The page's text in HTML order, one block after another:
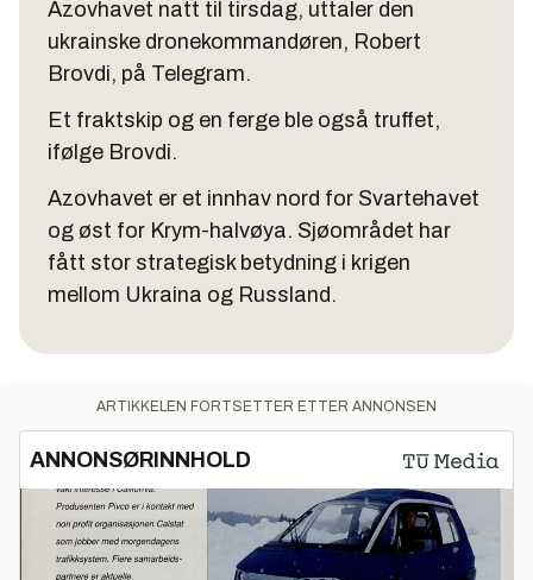
Azovhavet natt til tirsdag, uttaler den
ukrainske dronekommandøren, Robert
Brovdi, på Telegram.
Et fraktskip og en ferge ble også truffet,
ifølge Brovdi.
Azovhavet er et innhav nord for Svartehavet
og øst for Krym-halvøya. Sjøområdet har
fått stor strategisk betydning i krigen
mellom Ukraina og Russland.
ARTIKKELEN FORTSETTER ETTER ANNONSEN
ANNONSØRINNHOLD